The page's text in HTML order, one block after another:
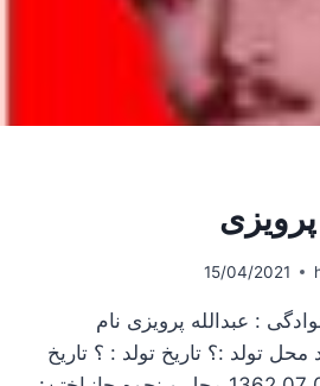
پرویزی
15/04/2021
: عبدالله پرویزی نام
محل تولد :؟ تاریخ تولد : ؟ تاریخ